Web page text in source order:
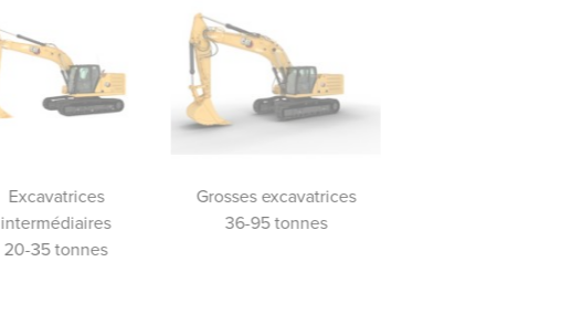
Excavatrices
intermédiaires
20-35 tonnes
Grosses excavatrices
36-95 tonnes